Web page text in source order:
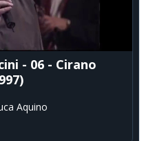
- 06 - Cirano
Aquino